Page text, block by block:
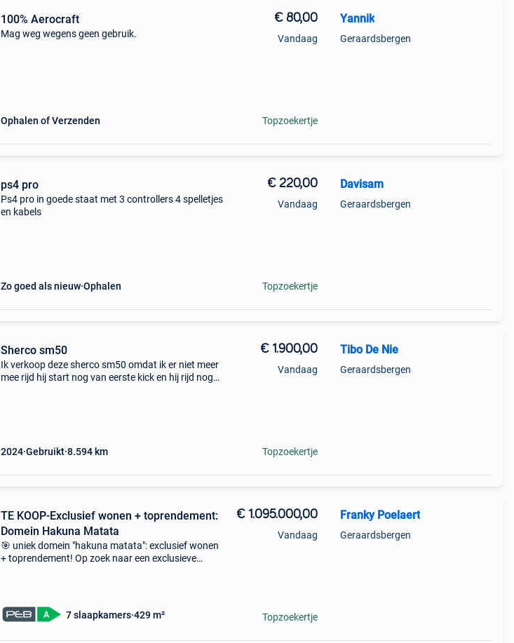
100% Aerocraft
Mag weg wegens geen gebruik.
Ophalen of Verzenden
€ 80,00
Vandaag
Topzoekertje
Yannik
Geraardsbergen
ps4 pro
Ps4 pro in goede staat met 3 controllers 4 spelletjes
en kabels
Zo goed als nieuw Ophalen
€ 220,00
Vandaag
Topzoekertje
Davisam
Geraardsbergen
Sherco sm50
Ik verkoop deze sherco sm50 omdat ik er niet meer
mee rijd hij start nog van eerste kick en hij rijd nog
2024 Gebruikt 8.594 km
€ 1.900,00
Vandaag
Topzoekertje
Tibo De Nie
Geraardsbergen
TE KOOP-Exclusief wonen + toprendement:
Domein Hakuna Matata
🎯 uniek domein "hakuna matata": exclusief wonen
+ toprendement! Op zoek naar een exclusieve
7 slaapkamers 429 m²
€ 1.095.000,00
Vandaag
Topzoekertje
Franky Poelaert
Geraardsbergen